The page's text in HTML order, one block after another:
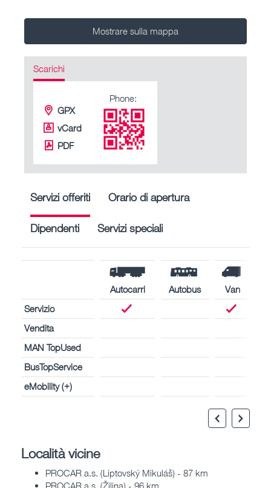
Mostrare sulla mappa
Scarichi
GPX
vCard
PDF
Phone:
Servizi offeriti Orario di apertura
Dipendenti Servizi speciali
Autocarri Autobus
Van
Servizio
Vendita
MAN TopUsed
BusTopService
eMobility (+)
Località vicine
PROCAR a.s. (Liptovský Mikuláš) - 87 km
PROCAR a.s. (Žilina) - 96 km